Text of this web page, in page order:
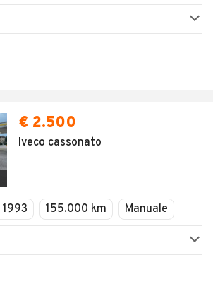
€ 2.500
Iveco cassonato
155.000 km Manuale